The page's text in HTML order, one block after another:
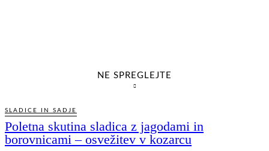
NE SPREGLEJTE
SLADICE IN SADJE
Poletna skutina sladica z jagodami in
borovnicami – osvežitev v kozarcu